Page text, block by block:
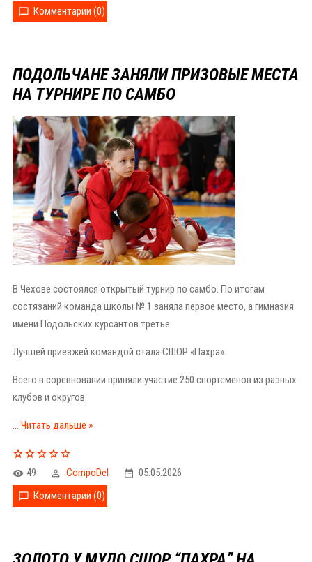
Комментарии (0)
ПОДОЛЬЧАНЕ ЗАНЯЛИ ПРИЗОВЫЕ МЕСТА
НА ТУРНИРЕ ПО САМБО
В Чехове состоялся открытый турнир по самбо. По итогам
состязаний команда школы № 1 заняла первое место, а гимназия
имени Подольских курсантов третье.
Лучшей приезжей командой стала СШОР «Пахра».
Всего в соревновании приняли участие 250 спортсменов из разных
клубов и округов.
... Читать дальше »
49 CompoDel
05.05.2026
Комментарии (0)